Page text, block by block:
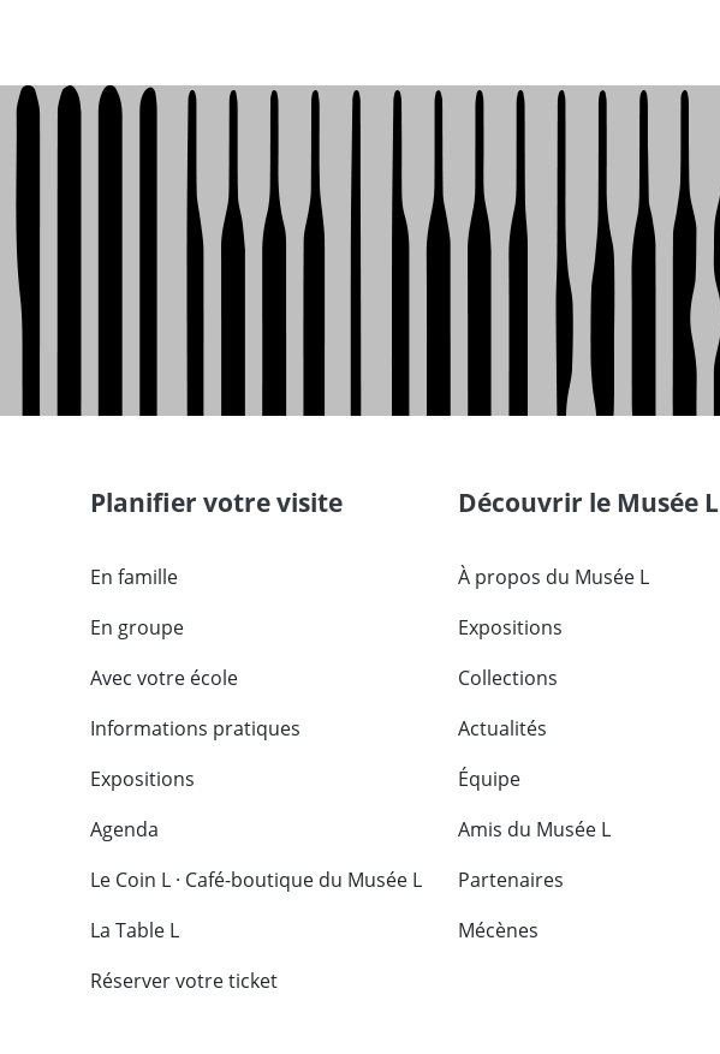
Planifier votre visite
En famille
En groupe
Avec votre école
Informations pratiques
Expositions
Agenda
Le Coin L · Café-boutique du Musée L
La Table L
Réserver votre ticket
Découvrir le Musée L
À propos du Musée L
Expositions
Collections
Actualités
Équipe
Amis du Musée L
Partenaires
Mécènes